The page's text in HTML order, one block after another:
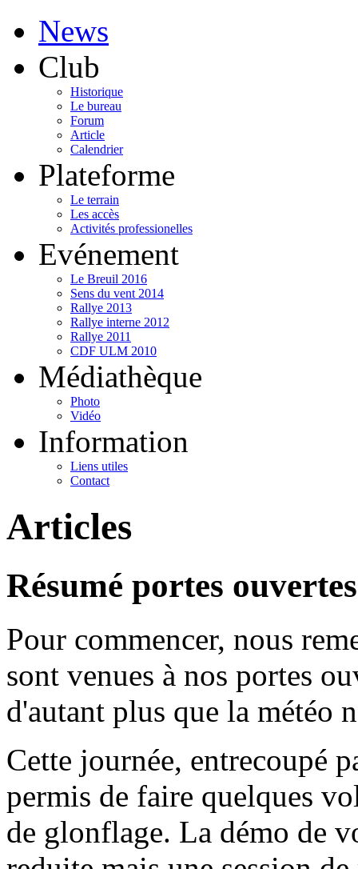
News
Club
Historique
Le bureau
Forum
Article
Calendrier
Plateforme
Le terrain
Les accès
Activités professionelles
Evénement
Le Breuil 2016
Sens du vent 2014
Rallye 2013
Rallye interne 2012
Rallye 2011
CDF ULM 2010
Médiathèque
Photo
Vidéo
Information
Liens utiles
Contact
Articles
Résumé portes
Pour commencer, nous
sont venues à nos portes
d'autant plus que la météo
Cette journée, entrecoupé
permis de faire quelques
de glonflage. La démo de